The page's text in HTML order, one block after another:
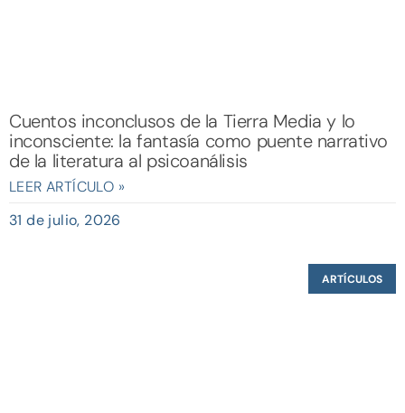
Cuentos inconclusos de la Tierra Media y lo
inconsciente: la fantasía como puente narrativo
de la literatura al psicoanálisis
LEER ARTÍCULO »
31 de julio, 2026
ARTÍCULOS